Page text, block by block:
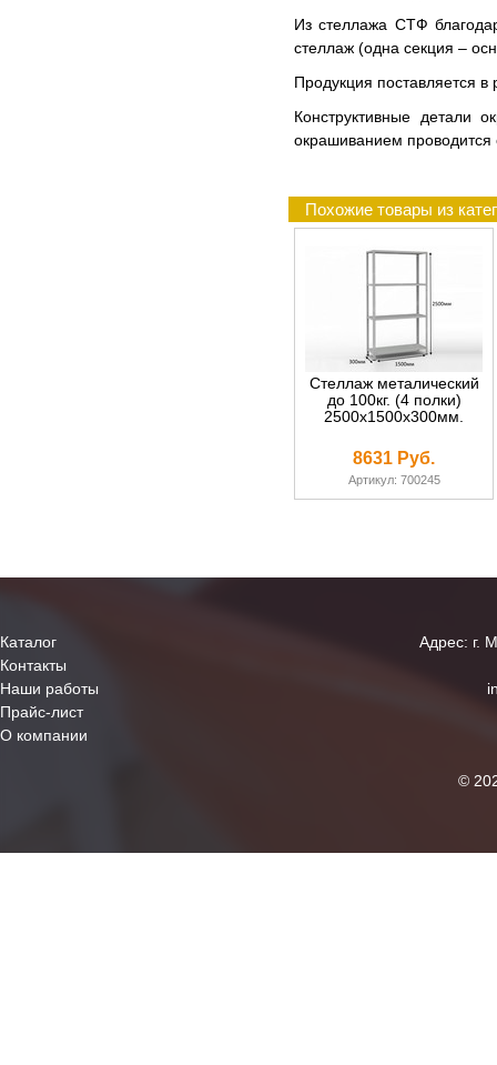
Из стеллажа СТФ
стеллаж (одна секция –
Продукция поставляется в
Конструктивные детали
окрашиванием проводится
Похожие товары из
Стеллаж металический
до 100кг. (4 полки)
2500х1500х300мм.
8631 Руб.
Артикул: 700245
Каталог
Контакты
Наши работы
Прайс-лист
О компании
Адрес: г.
©